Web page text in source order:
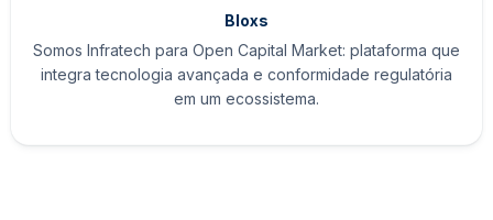
Bloxs
Somos Infratech para Open Capital Market: plataforma que
integra tecnologia avançada e conformidade regulatória
em um ecossistema.